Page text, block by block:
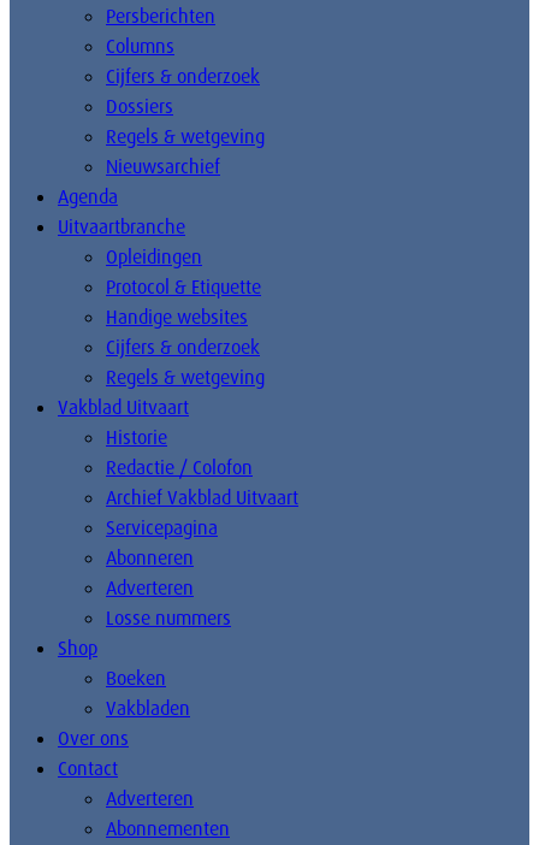
Persberichten
Columns
Cijfers & onderzoek
Dossiers
Regels & wetgeving
Nieuwsarchief
Agenda
Uitvaartbranche
Opleidingen
Protocol & Etiquette
Handige websites
Cijfers & onderzoek
Regels & wetgeving
Vakblad Uitvaart
Historie
Redactie / Colofon
Archief Vakblad Uitvaart
Servicepagina
Abonneren
Adverteren
Losse nummers
Shop
Boeken
Vakbladen
Over ons
Contact
Adverteren
Abonnementen